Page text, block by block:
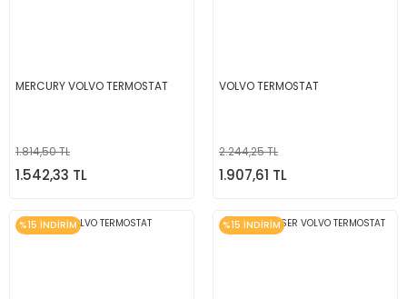
MERCURY VOLVO TERMOSTAT
1.814,50 TL
1.542,33 TL
VOLVO TERMOSTAT
2.244,25 TL
1.907,61 TL
%15 İNDİRİM %15 İNDİRİM